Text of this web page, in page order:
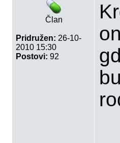
Član
Pridružen: 26-10-
2010 15:30
Postovi: 92